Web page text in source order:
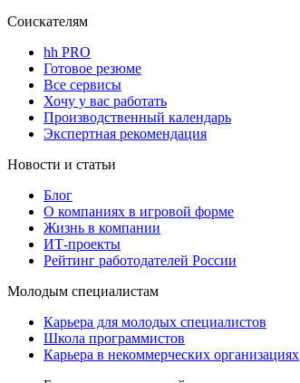
Соискателям
hh PRO
Готовое резюме
Все сервисы
Хочу у вас работать
Производственный календарь
Экспертная рекомендация
Новости и статьи
Блог
О компаниях в игровой форме
Жизнь в компании
ИТ-проекты
Рейтинг работодателей России
Молодым специалистам
Карьера для молодых специалистов
Школа программистов
Карьера в некоммерческих организациях